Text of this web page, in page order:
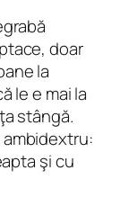
doar
la
le e mai la
stângă.
şi cu